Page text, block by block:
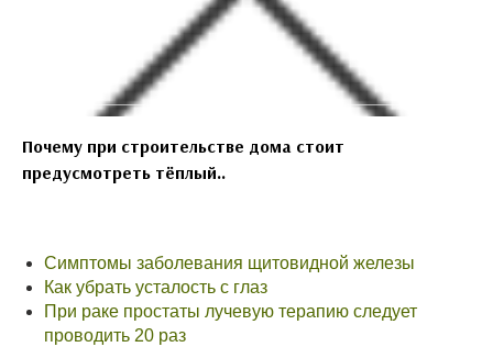
Почему при строительстве дома стоит
предусмотреть тёплый..
Симптомы заболевания щитовидной железы
Как убрать усталость с глаз
При раке простаты лучевую терапию следует
проводить 20 раз